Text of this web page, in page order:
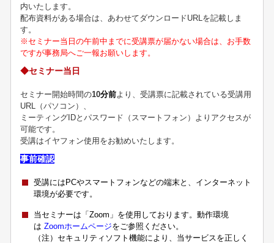
内いたします。
配布資料がある場合は、あわせてダウンロードURLを記載しま
す。
※セミナー当日の午前中までに受講票が届かない場合は、お手数
ですが事務局へご一報お願いします。
◆セミナー当日
セミナー開始時間の10分前より、受講票に記載されている受講用
URL（パソコン）、
ミーティングIDとパスワード（スマートフォン）よりアクセスが
可能です。
受講はイヤフォン使用をお勧めいたします。
事前確認
受講にはPCやスマートフォンなどの端末と、インターネット
環境が必要です。
当セミナーは「Zoom」を使用しております。動作環境
はZoomホームページをご参照ください。
（注）セキュリティソフト機能により、当サービスを正しく